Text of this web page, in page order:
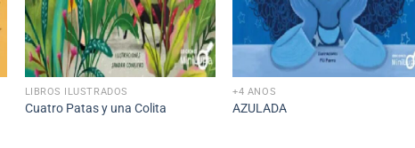
LIBROS ILUSTRADOS
Cuatro Patas y una Colita
+4 AÑOS
AZULADA